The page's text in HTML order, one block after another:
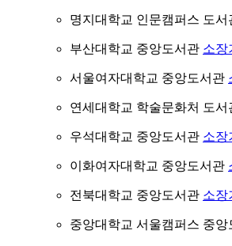
명지대학교 인문캠퍼스 도서
부산대학교 중앙도서관 소장
서울여자대학교 중앙도서관
연세대학교 학술문화처 도서
우석대학교 중앙도서관 소장
이화여자대학교 중앙도서관
전북대학교 중앙도서관 소장
중앙대학교 서울캠퍼스 중앙